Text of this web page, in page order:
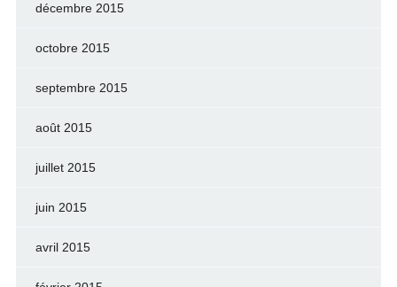
décembre 2015
octobre 2015
septembre 2015
août 2015
juillet 2015
juin 2015
avril 2015